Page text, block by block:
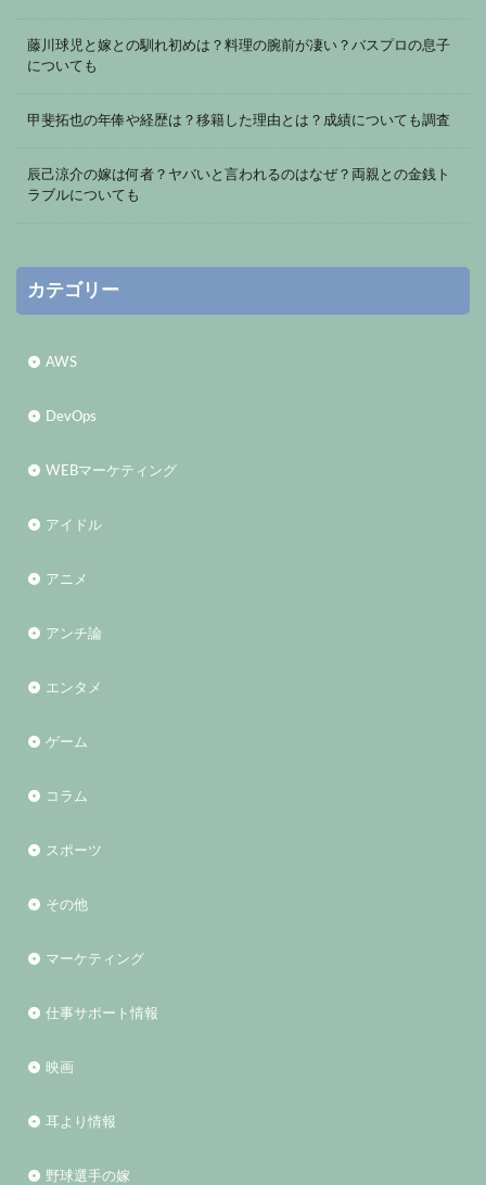
藤川球児と嫁との馴れ初めは？料理の腕前が凄い？バスプロの息子
についても
甲斐拓也の年俸や経歴は？移籍した理由とは？成績についても調査
辰己涼介の嫁は何者？ヤバいと言われるのはなぜ？両親との金銭ト
ラブルについても
カテゴリー
AWS
DevOps
WEBマーケティング
アイドル
アニメ
アンチ論
エンタメ
ゲーム
コラム
スポーツ
その他
マーケティング
仕事サポート情報
映画
耳より情報
野球選手の嫁